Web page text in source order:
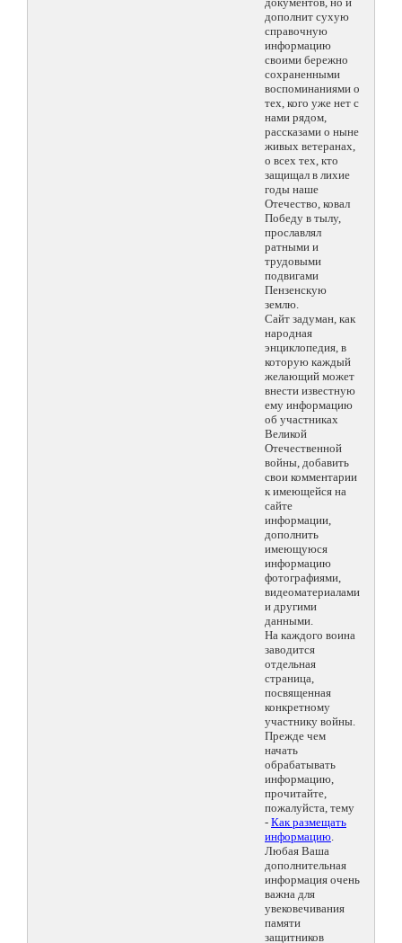
дополнит сухую
справочную
информацию
своими бережно
сохраненными
воспоминаниями о
тех, кого уже нет с
нами рядом,
рассказами о ныне
живых ветеранах,
о всех тех, кто
защищал в лихие
годы наше
Отечество, ковал
Победу в тылу,
прославлял
ратными и
трудовыми
подвигами
Пензенскую
землю.
Сайт задуман, как
народная
энциклопедия, в
которую каждый
желающий может
внести известную
ему информацию
об участниках
Великой
Отечественной
войны, добавить
свои комментарии
к имеющейся на
сайте
информации,
дополнить
имеющуюся
информацию
фотографиями,
видеоматериалами
и другими
данными.
На каждого воина
заводится
отдельная
страница,
посвященная
конкретному
участнику войны.
Прежде чем
начать
обрабатывать
информацию,
прочитайте,
пожалуйста, тему
- Как размещать
информацию.
Любая Ваша
дополнительная
информация очень
важна для
увековечивания
памяти
защитников